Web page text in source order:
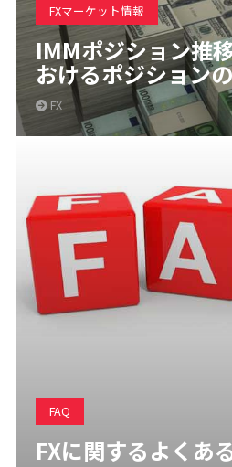
FXマーケット情報
IMMポジション推
おけるポジション
FX
FAQ
FXに関するよくあ